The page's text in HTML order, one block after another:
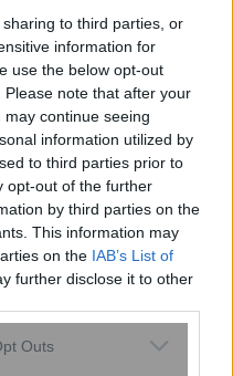
to third parties, or
information for
use the below opt-out
note that after your
continue seeing
information utilized by
to third parties prior to
opt-out of the further
by third parties on the
This information may
on the IAB’s List of
further disclose it to other
one or more Google
Outs
τραγωδία –
με τέσσερις